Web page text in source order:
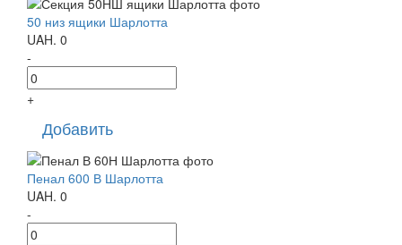
50 низ ящики Шарлотта
UAH. 0
-
+
Добавить
Пенал 600 В Шарлотта
UAH. 0
-